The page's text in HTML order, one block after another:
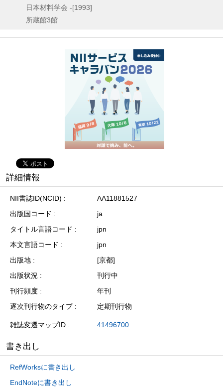
日本材料学会 -[1993]
所蔵館3館
詳細情報
NII書誌ID(NCID)
AA11881527
出版国コード
ja
タイトル言語コード
jpn
本文言語コード
jpn
出版地
[京都]
出版状況
刊行中
刊行頻度
年刊
逐次刊行物のタイプ
定期刊行物
雑誌変遷マップID 41496700
書き出し
RefWorksに書き出し
EndNoteに書き出し